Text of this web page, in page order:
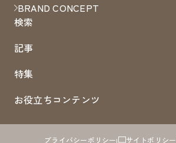
BRAND CONCEPT
検索
記事
特集
お役立ちコンテンツ
プライバシーポリシー サイトポリシー